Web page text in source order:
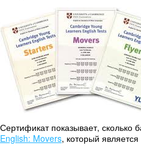
Сертификат показывает, сколько
English: Movers, который